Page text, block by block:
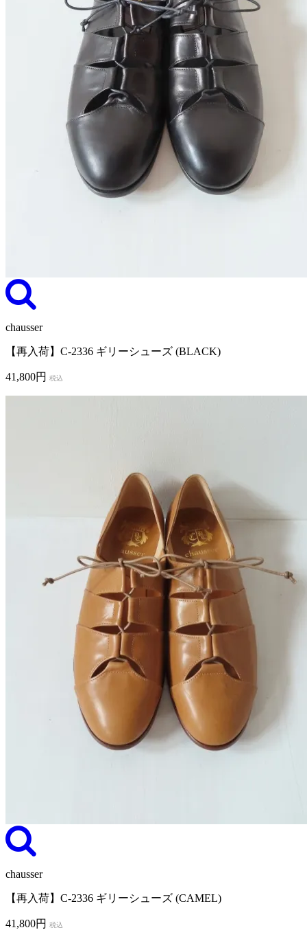
chausser
【再入荷】C-2336 ギリーシューズ (BLACK)
41,800円 税込
chausser
【再入荷】C-2336 ギリーシューズ (CAMEL)
41,800円 税込